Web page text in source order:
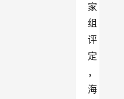
家
组
评
定
，
海